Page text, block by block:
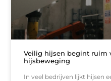
Veilig hijsen begint ruim
hijsbeweging
In veel bedrijven lijkt hijsen